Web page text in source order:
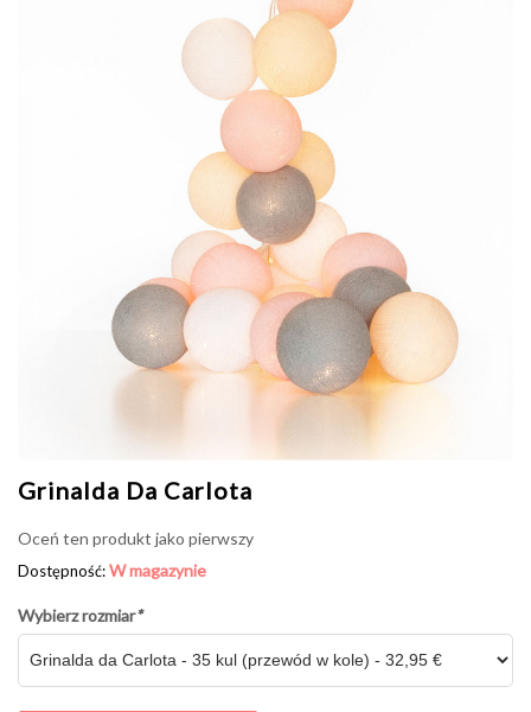
Grinalda Da Carlota
Oceń ten produkt jako pierwszy
Dostępność:W magazynie
Wybierz rozmiar*